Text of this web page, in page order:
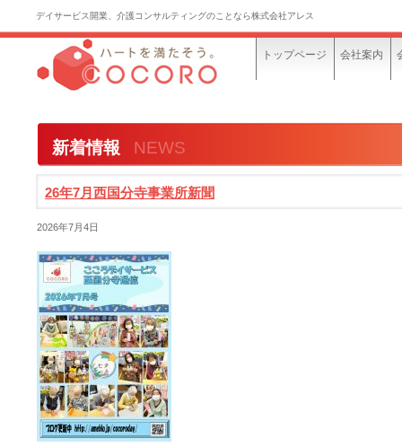
デイサービス開業、介護コンサルティングのことなら株式会社アレス
新着情報 NEWS
26年7月西国分寺事業所新聞
2026年7月4日
トップページ 会社案内